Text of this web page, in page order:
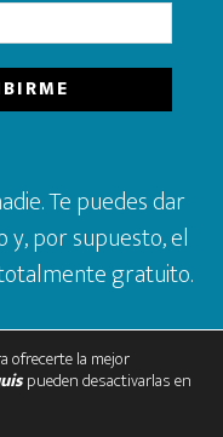
Te puedes dar
por supuesto, el
gratuito.
ofrecerte la mejor
pueden desactivarlas en